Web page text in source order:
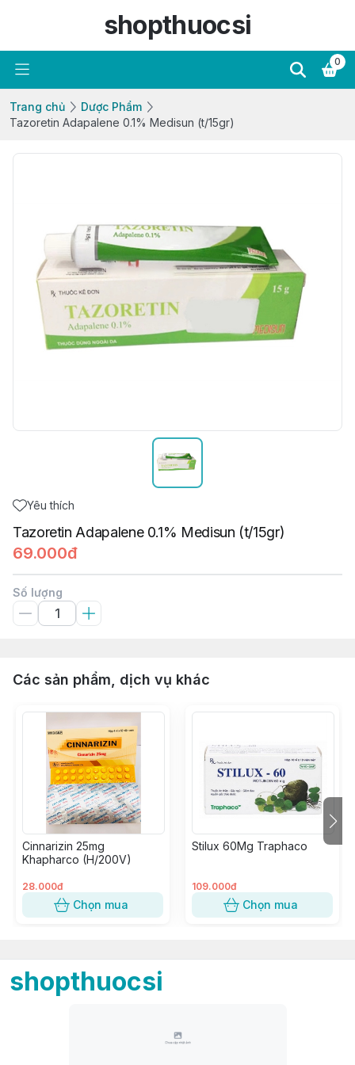
shopthuocsi
0
Trang chủ
Dược Phẩm
Tazoretin Adapalene 0.1% Medisun (t/15gr)
Yêu thích
Tazoretin Adapalene 0.1% Medisun (t/15gr)
69.000đ
Số lượng
Các sản phẩm, dịch vụ khác
Cinnarizin 25mg
Khapharco (H/200V)
28.000đ
Chọn mua
Stilux 60Mg Traphaco
109.000đ
Chọn mua
shopthuocsi